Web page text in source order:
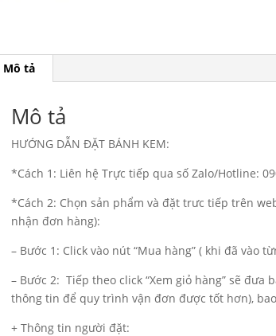
Mô tả
Mô tả
HƯỚNG DẪN ĐẶT BÁNH KEM:
*Cách 1: Liên hệ Trực tiếp qua số Zalo/Hotline:
*Cách 2: Chọn sản phẩm và đặt trưc tiếp trên
nhận đơn hàng):
– Bước 1: Click vào nút “Mua hàng” ( khi đã vào
– Bước 2: Tiếp theo click “Xem giỏ hàng” sẽ
thông tin để quy trình vận đơn được tốt hơn),
+ Thông tin người đặt: